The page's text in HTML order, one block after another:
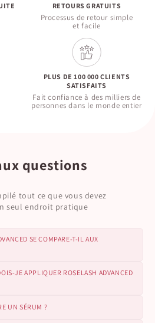
RETOURS GRATUITS
Processus de retour simple
et facile
PLUS DE 100 000 CLIENTS
SATISFAITS
Fait confiance à des milliers de
personnes dans le monde entier
questions
tout ce que vous devez
seul endroit pratique
SE COMPARE-T-IL AUX
favorise la croissance naturelle des
fournis qui sont les vôtres.
JE APPLIQUER ROSELASH ADVANCED
appliquez ROSELASH
UN SÉRUM ?